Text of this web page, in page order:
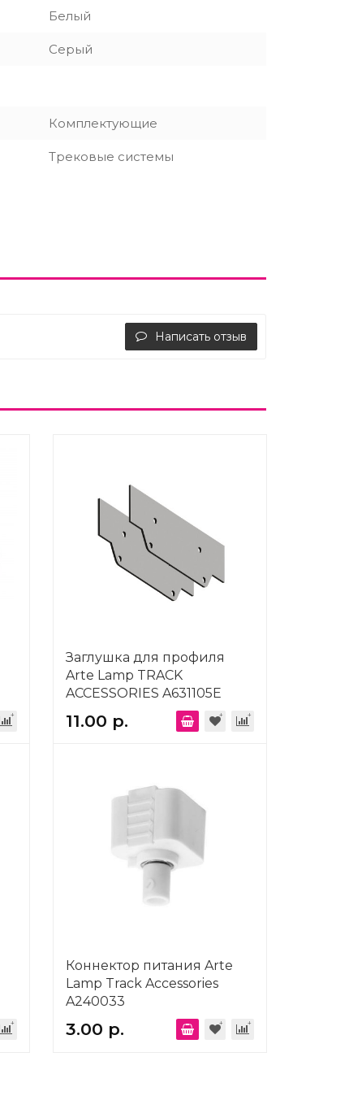
Белый
Серый
Комплектующие
Трековые системы
Написать отзыв
Заглушка для профиля
Arte Lamp TRACK
ACCESSORIES A631105E
11.00 р.
Коннектор питания Arte
Lamp Track Accessories
A240033
3.00 р.